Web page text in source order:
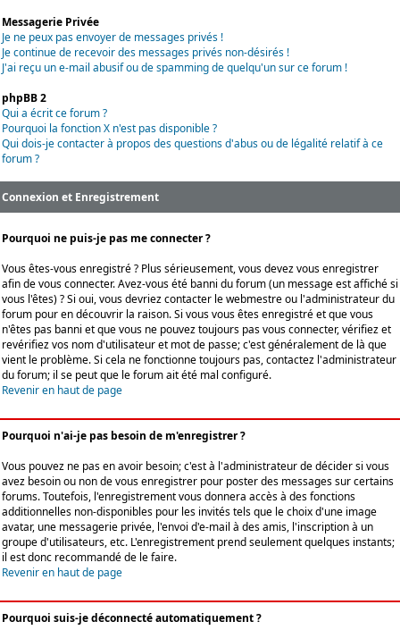
Messagerie Privée
Je ne peux pas envoyer de messages privés !
Je continue de recevoir des messages privés non-désirés !
J'ai reçu un e-mail abusif ou de spamming de quelqu'un sur ce forum !
phpBB 2
Qui a écrit ce forum ?
Pourquoi la fonction X n'est pas disponible ?
Qui dois-je contacter à propos des questions d'abus ou de légalité relatif à ce
forum ?
Connexion et Enregistrement
Pourquoi ne puis-je pas me connecter ?
Vous êtes-vous enregistré ? Plus sérieusement, vous devez vous enregistrer
afin de vous connecter. Avez-vous été banni du forum (un message est affiché si
vous l'êtes) ? Si oui, vous devriez contacter le webmestre ou l'administrateur du
forum pour en découvrir la raison. Si vous vous êtes enregistré et que vous
n'êtes pas banni et que vous ne pouvez toujours pas vous connecter, vérifiez et
revérifiez vos nom d'utilisateur et mot de passe; c'est généralement de là que
vient le problème. Si cela ne fonctionne toujours pas, contactez l'administrateur
du forum; il se peut que le forum ait été mal configuré.
Revenir en haut de page
Pourquoi n'ai-je pas besoin de m'enregistrer ?
Vous pouvez ne pas en avoir besoin; c'est à l'administrateur de décider si vous
avez besoin ou non de vous enregistrer pour poster des messages sur certains
forums. Toutefois, l'enregistrement vous donnera accès à des fonctions
additionnelles non-disponibles pour les invités tels que le choix d'une image
avatar, une messagerie privée, l'envoi d'e-mail à des amis, l'inscription à un
groupe d'utilisateurs, etc. L'enregistrement prend seulement quelques instants;
il est donc recommandé de le faire.
Revenir en haut de page
Pourquoi suis-je déconnecté automatiquement ?